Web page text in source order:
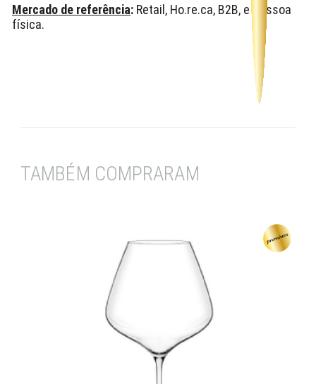
Mercado de referência: Retail, Ho.re.ca, B2B, e Pessoa
física.
TAMBÉM COMPRARAM